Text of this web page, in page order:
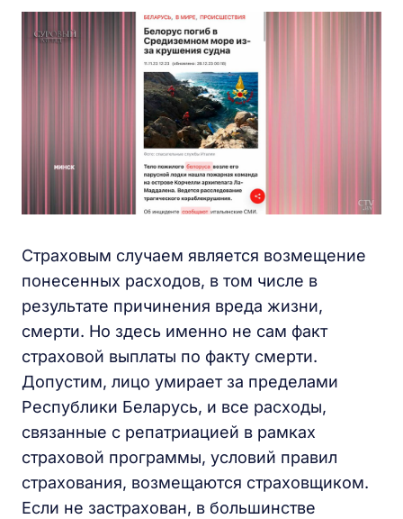
Страховым случаем является возмещение
понесенных расходов, в том числе в
результате причинения вреда жизни,
смерти. Но здесь именно не сам факт
страховой выплаты по факту смерти.
Допустим, лицо умирает за пределами
Республики Беларусь, и все расходы,
связанные с репатриацией в рамках
страховой программы, условий правил
страхования, возмещаются страховщиком.
Если не застрахован, в большинстве